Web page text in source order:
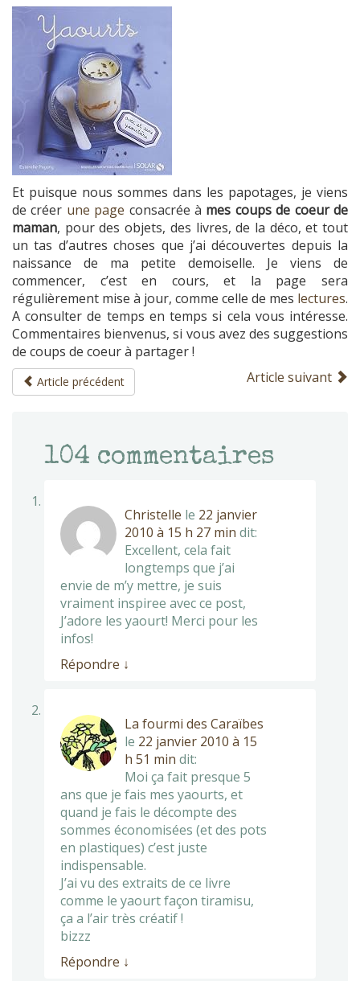
Et puisque nous sommes dans les papotages, je viens
de créer une page consacrée à mes coups de coeur de
maman, pour des objets, des livres, de la déco, et tout
un tas d’autres choses que j’ai découvertes depuis la
naissance de ma petite demoiselle. Je viens de
commencer, c’est en cours, et la page sera
régulièrement mise à jour, comme celle de mes lectures.
A consulter de temps en temps si cela vous intéresse.
Commentaires bienvenus, si vous avez des suggestions
de coups de coeur à partager !
Article précédent Article suivant
104 commentaires
Christelle le 22 janvier
2010 à 15 h 27 min dit:
Excellent, cela fait
longtemps que j’ai
envie de m’y mettre, je suis
vraiment inspiree avec ce post,
J’adore les yaourt! Merci pour les
infos!
Répondre ↓
La fourmi des Caraïbes
le 22 janvier 2010 à 15
h 51 min dit:
Moi ça fait presque 5
ans que je fais mes yaourts, et
quand je fais le décompte des
sommes économisées (et des pots
en plastiques) c’est juste
indispensable.
J’ai vu des extraits de ce livre
comme le yaourt façon tiramisu,
ça a l’air très créatif !
bizzz
Répondre ↓